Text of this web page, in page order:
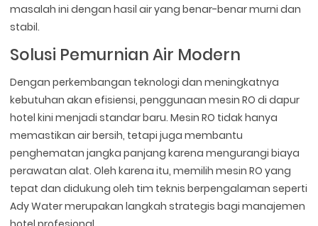
masalah ini dengan hasil air yang benar-benar murni dan
stabil.
Solusi Pemurnian Air Modern
Dengan perkembangan teknologi dan meningkatnya
kebutuhan akan efisiensi, penggunaan mesin RO di dapur
hotel kini menjadi standar baru. Mesin RO tidak hanya
memastikan air bersih, tetapi juga membantu
penghematan jangka panjang karena mengurangi biaya
perawatan alat. Oleh karena itu, memilih mesin RO yang
tepat dan didukung oleh tim teknis berpengalaman seperti
Ady Water merupakan langkah strategis bagi manajemen